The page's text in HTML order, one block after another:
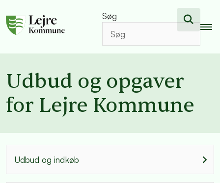
Søg
Udbud og opgaver
for Lejre Kommune
Udbud og indkøb